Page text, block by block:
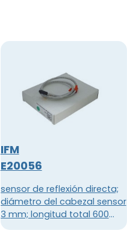
IFM
E20056
sensor de reflexión directa;
diámetro del cabezal sensor
3 mm; longitud total 600
mm; temperatura ambiente